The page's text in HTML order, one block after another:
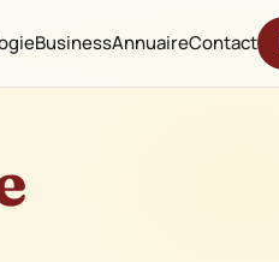
BusinessAnnuaireContact